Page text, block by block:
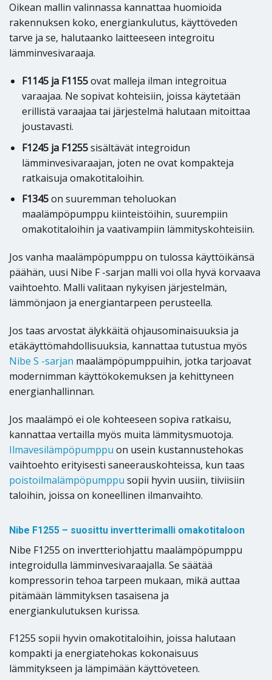
Oikean mallin valinnassa kannattaa huomioida
rakennuksen koko, energiankulutus, käyttöveden
tarve ja se, halutaanko laitteeseen integroitu
lämminvesivaraaja.
F1145 ja F1155ovat malleja ilman integroitua
varaajaa. Ne sopivat kohteisiin, joissa käytetään
erillistä varaajaa tai järjestelmä halutaan mitoittaa
joustavasti.
F1245 ja F1255sisältävät integroidun
lämminvesivaraajan, joten ne ovat kompakteja
ratkaisuja omakotitaloihin.
F1345on suuremman teholuokan
maalämpöpumppu kiinteistöihin, suurempiin
omakotitaloihin ja vaativampiin lämmityskohteisiin.
Jos vanha maalämpöpumppu on tulossa käyttöikänsä
päähän, uusi Nibe F -sarjan malli voi olla hyvä korvaava
vaihtoehto. Malli valitaan nykyisen järjestelmän,
lämmönjaon ja energiantarpeen perusteella.
Jos taas arvostat älykkäitä ohjausominaisuuksia ja
etäkäyttömahdollisuuksia, kannattaa tutustua myös
Nibe S -sarjan maalämpöpumppuihin, jotka tarjoavat
modernimman käyttökokemuksen ja kehittyneen
energianhallinnan.
Jos maalämpö ei ole kohteeseen sopiva ratkaisu,
kannattaa vertailla myös muita lämmitysmuotoja.
Ilmavesilämpöpumppu on usein kustannustehokas
vaihtoehto erityisesti saneerauskohteissa, kun taas
poistoilmalämpöpumppu sopii hyvin uusiin, tiiviisiin
taloihin, joissa on koneellinen ilmanvaihto.
Nibe F1255 – suosittu invertterimalli omakotitaloon
Nibe F1255 on invertteriohjattu maalämpöpumppu
integroidulla lämminvesivaraajalla. Se säätää
kompressorin tehoa tarpeen mukaan, mikä auttaa
pitämään lämmityksen tasaisena ja
energiankulutuksen kurissa.
F1255 sopii hyvin omakotitaloihin, joissa halutaan
kompakti ja energiatehokas kokonaisuus
lämmitykseen ja lämpimään käyttöveteen.